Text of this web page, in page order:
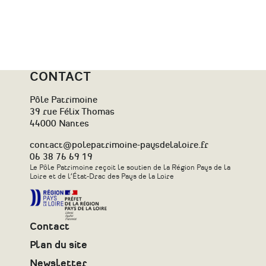
CONTACT
Pôle Patrimoine
39 rue Félix Thomas
44000 Nantes
contact@polepatrimoine-paysdelaloire.fr
06 38 76 69 19
Le Pôle Patrimoine reçoit le soutien de la Région Pays de la
Loire et de l’État-Drac des Pays de la Loire
Contact
Plan du site
Newsletter